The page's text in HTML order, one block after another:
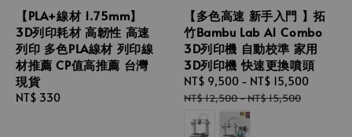
【PLA+線材 1.75mm】
3D列印耗材 高韌性 高速
列印 多色PLA線材 列印線
材推薦 CP值高推薦 台灣
現貨
Regular
NT$ 330
【多色高速 新手入門 】拓
竹Bambu Lab A1 Combo
3D列印機 自動校準 家用
3D列印機 快速更換噴頭
Sale
price
NT$ 9,500 - NT$ 15,500
NT$ 12,500-NT$ 15,500